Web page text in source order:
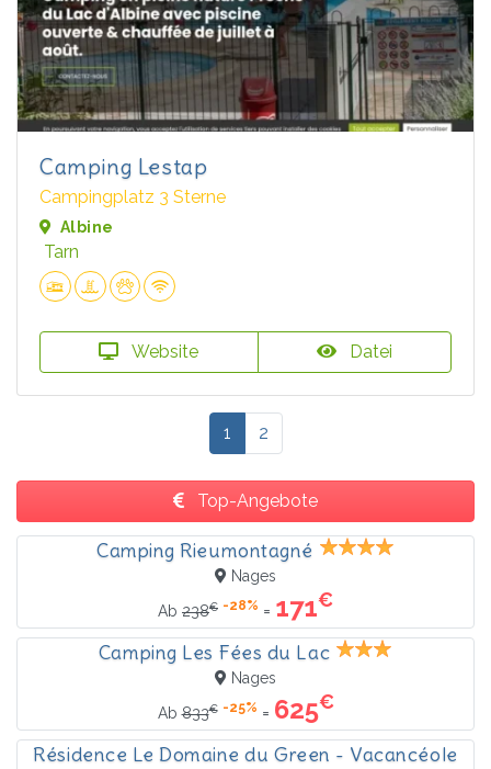
Camping Lestap
Campingplatz 3 Sterne
Albine
Tarn
Website Datei
1 2
Top-Angebote
Camping Rieumontagné
Nages
Ab 238€ -28% = 171€
Camping Les Fées du Lac
Nages
Ab833€ -25% = 625€
Résidence Le Domaine du Green - Vacancéole